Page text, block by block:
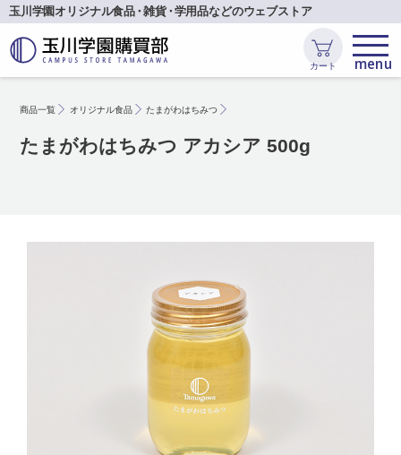
カート
玉川学園オリジナル食品・雑貨・学用品などのウェブストア
商品一覧 オリジナル食品 たまがわはちみつ
たまがわはちみつ アカシア 500g